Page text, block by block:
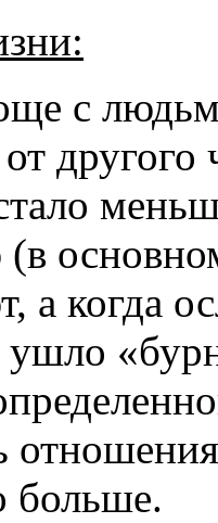
с
от другого
а когда
больше.